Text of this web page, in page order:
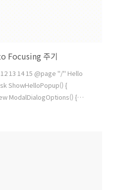
Focusing 주기
13 14 15 @page "/" Hello
ShowHelloPopup() {
ModalDialogOptions() {
await